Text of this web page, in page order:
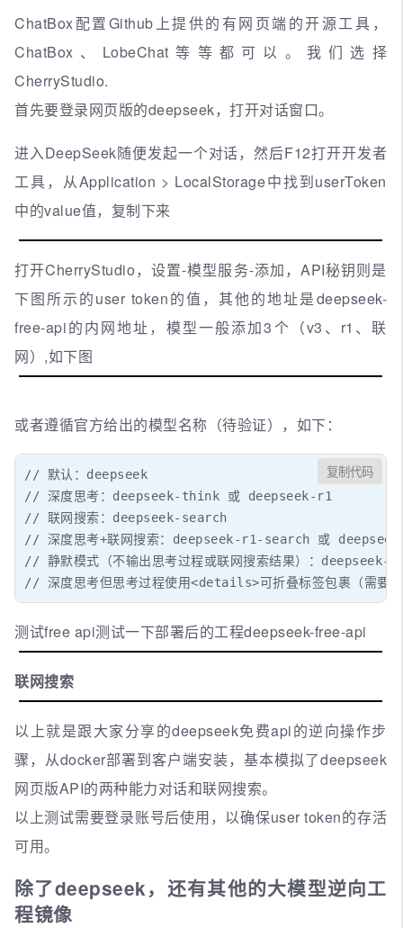
ChatBox配置Github上提供的有网页端的开源工具，
ChatBox、LobeChat等等都可以。我们选择
CherryStudio.
首先要登录网页版的deepseek，打开对话窗口。
进入DeepSeek随便发起一个对话，然后F12打开开发者
工具，从Application > LocalStorage中找到userToken
中的value值，复制下来
打开CherryStudio，设置-模型服务-添加，API秘钥则是
下图所示的user token的值，其他的地址是deepseek-
free-api的内网地址，模型一般添加3个（v3、r1、联
网）,如下图
或者遵循官方给出的模型名称（待验证），如下：
// 默认：deepseek
// 深度思考：deepseek-think 或 deepseek-r1
// 联网搜索：deepseek-search
// 深度思考+联网搜索：deepseek-r1-search 或
// 静默模式（不输出思考过程或联网搜索结果）：
// 深度思考但思考过程使用<details>可折叠标签包裹（
复制代码
测试free api测试一下部署后的工程deepseek-free-api
联网搜索
以上就是跟大家分享的deepseek免费api的逆向操作步
骤，从docker部署到客户端安装，基本模拟了deepseek
网页版API的两种能力对话和联网搜索。
以上测试需要登录账号后使用，以确保user token的存活
可用。
除了deepseek，还有其他的大模型逆向工
程镜像